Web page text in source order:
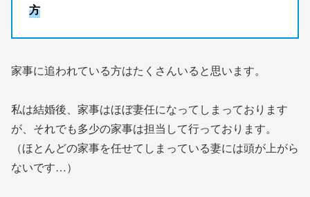
方
家事に追われている方はたくさんいると思います。
私は結婚後、家事はほぼ妻任になってしまっております
が、それでも多少の家事は担当して行っております。
（ほとんどの家事を任せてしまっている妻には頭が上がら
ないです…）